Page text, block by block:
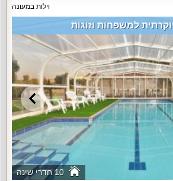
וילות במעונה
10 חדרי שינה
למשפחות וזוגות